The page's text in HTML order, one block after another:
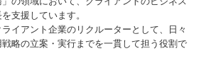
支援しています。
イアント企業のリクルーターとして、日々
略の立案・実行までを一貫して担う役割で